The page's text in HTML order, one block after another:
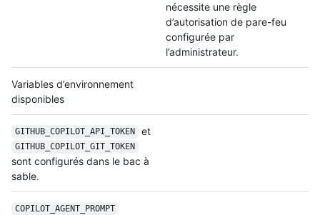
nécessite une règle
d’autorisation de pare-feu
configurée par
l’administrateur.
Variables d’environnement
disponibles
GITHUB_COPILOT_ API_TOKEN et
GITHUB_COPILOT_ GIT_TOKEN
sont configurés dans le bac à
sable.
COPILOT_AGENT_ PROMPT